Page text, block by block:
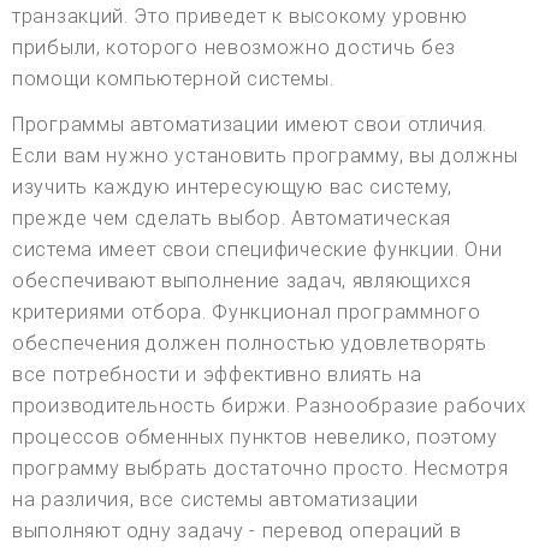
транзакций. Это приведет к высокому уровню
прибыли, которого невозможно достичь без
помощи компьютерной системы.
Программы автоматизации имеют свои отличия.
Если вам нужно установить программу, вы должны
изучить каждую интересующую вас систему,
прежде чем сделать выбор. Автоматическая
система имеет свои специфические функции. Они
обеспечивают выполнение задач, являющихся
критериями отбора. Функционал программного
обеспечения должен полностью удовлетворять
все потребности и эффективно влиять на
производительность биржи. Разнообразие рабочих
процессов обменных пунктов невелико, поэтому
программу выбрать достаточно просто. Несмотря
на различия, все системы автоматизации
выполняют одну задачу - перевод операций в